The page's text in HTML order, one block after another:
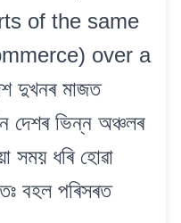
of the same
over a
দুখনৰ মাজত
দেশৰ ভিন্ন অঞ্চলৰ
সময় ধৰি হোৱা
বহল পৰিসৰত